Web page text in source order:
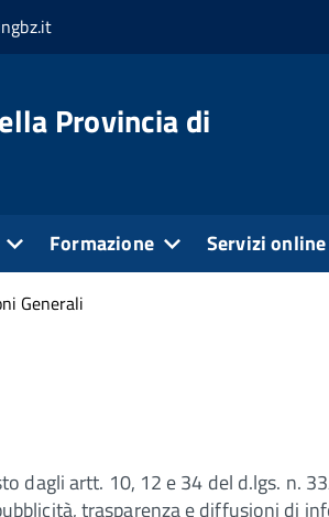
Provincia di
Formazione Servizi online
Generali
dagli artt. 10, 12 e 34 del d.lgs. n.
trasparenza e diffusioni di